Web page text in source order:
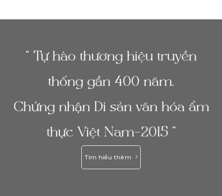
“ Tự hào thương hiệu truyền
thống gần 400 năm.
Chứng nhận Di sản văn hóa ẩm
thực Việt Nam-2015 ”
Tìm hiểu thêm